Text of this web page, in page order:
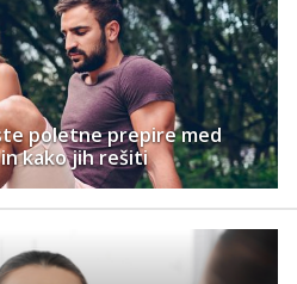
poletne prepire med
kako jih rešiti